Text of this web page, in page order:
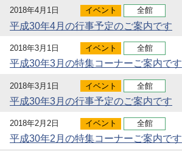
2018年4月1日 イベント 全館
平成30年4月の行事予定のご案内です
2018年3月1日 イベント 全館
平成30年3月の特集コーナーご案内です
2018年3月1日 イベント 全館
平成30年3月の行事予定のご案内です
2018年2月2日 イベント 全館
平成30年2月の特集コーナーご案内です